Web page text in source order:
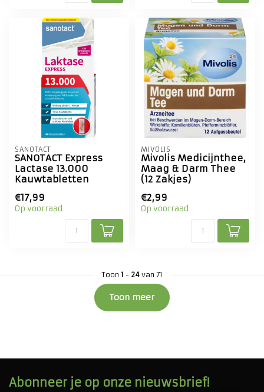
SANOTACT
SANOTACT Express
Lactase 13.000
Kauwtabletten
€17,99
Op voorraad
MIVOLIS
Mivolis Medicijnthee,
Maag & Darm Thee
(12 Zakjes)
€2,99
Op voorraad
Toon 1 - 24van 71
Toon meer
Abonneer je op onze nieuwsbrief!